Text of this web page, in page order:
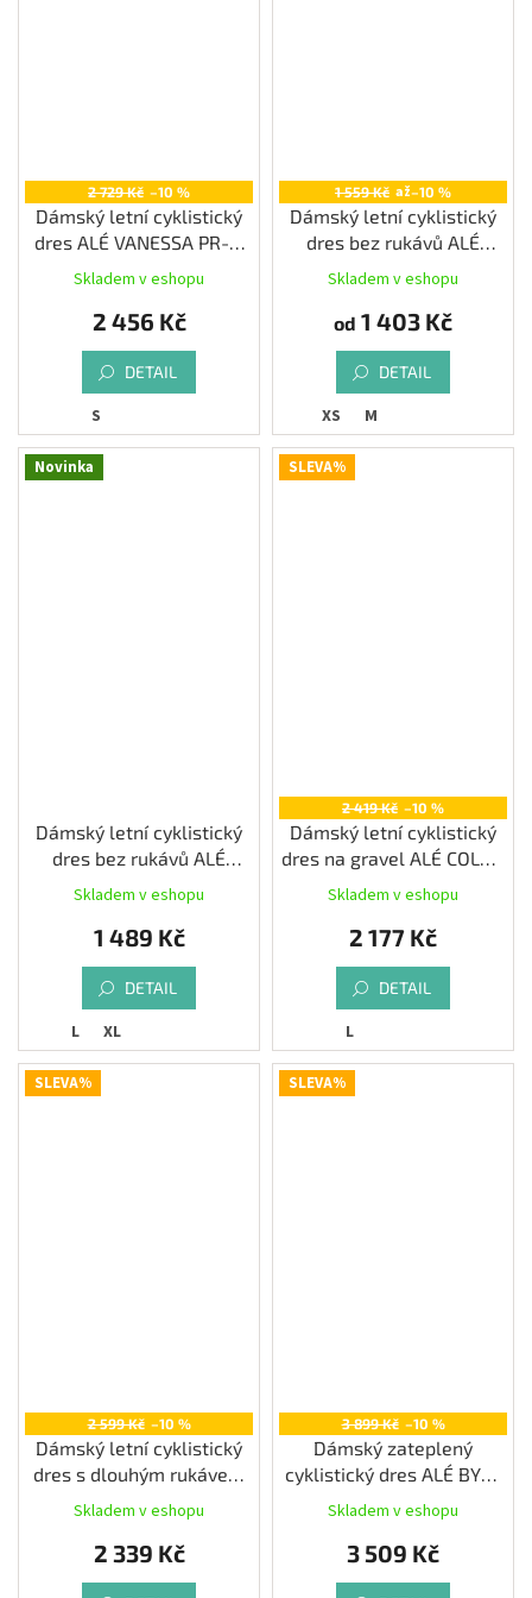
2 729 Kč –10 %
Dámský letní cyklistický
dres ALÉ VANESSA PR-E,
Skladem v eshopu
2 456 Kč
DETAIL
S
1 559 Kč až–10 %
Dámský letní cyklistický
dres bez rukávů ALÉ
AURORA PRAGMA, blue
Skladem v eshopu
od 1 403 Kč
DETAIL
XS M
Novinka
Dámský letní cyklistický
dres bez rukávů ALÉ
PRAGMA COLOR BLOCK,
Skladem v eshopu
1 489 Kč
DETAIL
L XL
SLEVA%
2 419 Kč –10 %
Dámský letní cyklistický
dres na gravel ALÉ COLOR
BLOCK OFF ROAD
PRAGMA, stone
Skladem v eshopu
2 177 Kč
DETAIL
L
SLEVA%
2 599 Kč –10 %
Dámský letní cyklistický
dres s dlouhým rukávem
ALÉ COLOR BLOCK
PRAGMA, black
Skladem v eshopu
2 339 Kč
SLEVA%
3 899 Kč –10 %
Dámský zateplený
cyklistický dres ALÉ BYTE
PR-E, black
Skladem v eshopu
3 509 Kč